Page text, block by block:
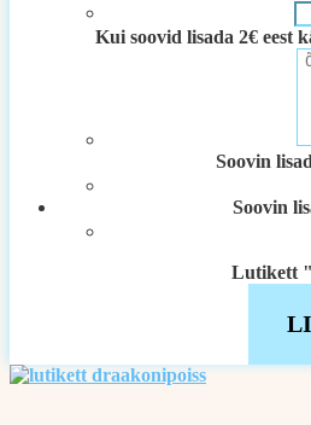
Kui soovid lisada 2€ eest
Soovin
Soovin
Lutikett